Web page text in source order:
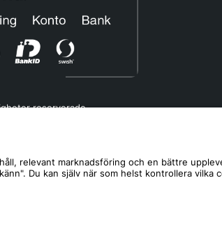
reserverade.
10:00-12:00
relevant marknadsföring och en bättre
Du kan själv när som helst kontrollera vilka